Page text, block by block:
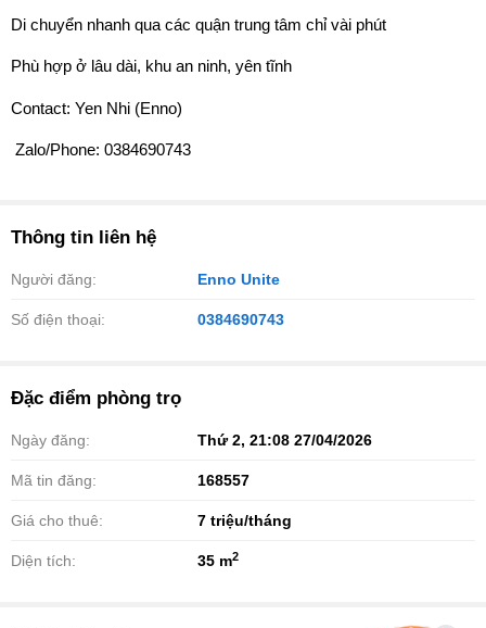
Di chuyển nhanh qua các quận trung tâm chỉ vài phút
Phù hợp ở lâu dài, khu an ninh, yên tĩnh
Contact: Yen Nhi (Enno)
️ Zalo/Phone: 0384690743
Thông tin liên hệ
Người đăng: Enno Unite
Số điện thoại: 0384690743
Đặc điểm phòng trọ
Ngày đăng: Thứ 2, 21:08 27/04/2026
Mã tin đăng: 168557
Giá cho thuê: 7 triệu/tháng
Diện tích: 35 m2